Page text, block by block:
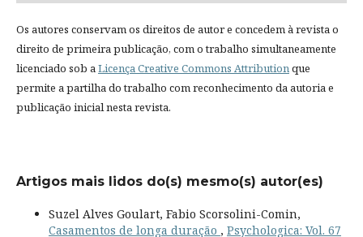
Os autores conservam os direitos de autor e concedem à revista o
direito de primeira publicação, com o trabalho simultaneamente
licenciado sob aLicença Creative Commons Attributionque
permite a partilha do trabalho com reconhecimento da autoria e
publicação inicial nesta revista.
Artigos mais lidos do(s) mesmo(s) autor(es)
Suzel Alves Goulart, Fabio Scorsolini-Comin,
Casamentos de longa duração , Psychologica: Vol. 67